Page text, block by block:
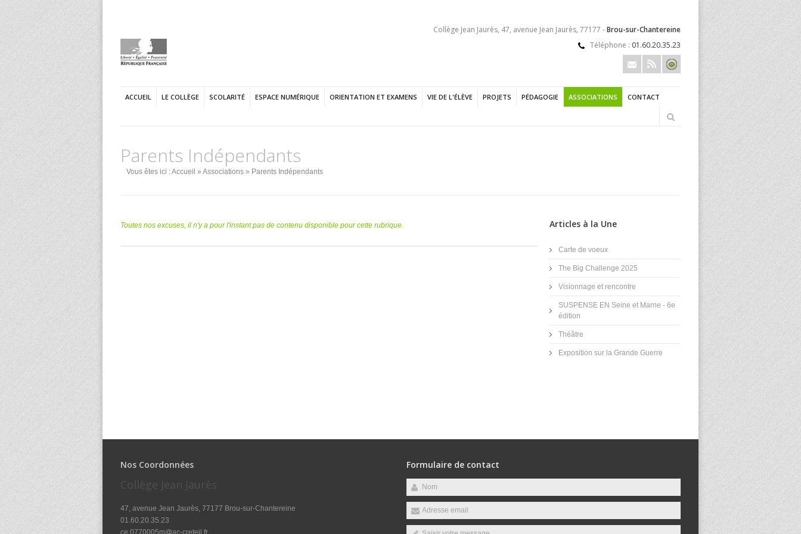
Collège Jean Jaurès, 47, avenue Jean Jaurès, 77177 -Brou-sur-Chantereine
Téléphone : 01.60.20.35.23
ACCUEIL LE COLLÈGE SCOLARITÉ ESPACE NUMÉRIQUE ORIENTATION ET EXAMENS VIE DE L'ÉLÈVE PROJETS PÉDAGOGIE ASSOCIATIONS CONTACT
Parents Indépendants
Vous êtes ici :Accueil » Associations » Parents Indépendants
Toutes nos excuses, il n'y a pour l'instant pas de contenu disponible pour cette rubrique. Articles à la Une
Carte de voeux
The Big Challenge 2025
Visionnage et rencontre
SUSPENSE EN Seine et Marne - 6e
édition
Théâtre
Exposition sur la Grande Guerre
Nos Coordonnées
Collège Jean Jaurès
47, avenue Jean Jaurès, 77177 Brou-sur-Chantereine
01.60.20.35.23
ce.0770005m@ac-creteil.fr
Formulaire de contact